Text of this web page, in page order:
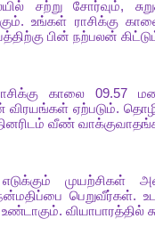
சற்று சோர்வும்,
.உங்கள் ராசிக்கு
பின் நற்பலன்
காலை09.57
விரயங்கள் ஏற்படும்.
வீண்
எடுக்கும் முயற்சிகள்
பெறுவீர்கள்.
உண்டாகும். வியாபாரத்தில்